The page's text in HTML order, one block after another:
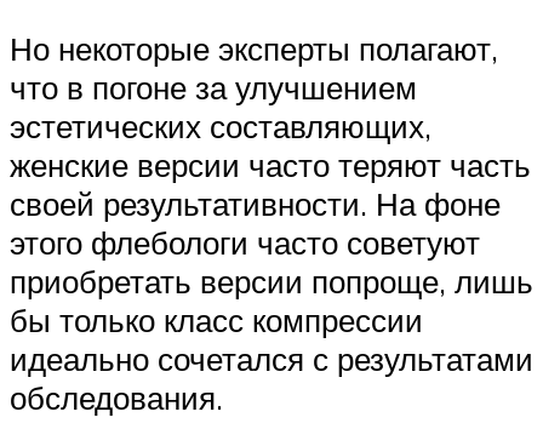
Но некоторые эксперты полагают,
что в погоне за улучшением
эстетических составляющих,
женские версии часто теряют часть
своей результативности. На фоне
этого флебологи часто советуют
приобретать версии попроще, лишь
бы только класс компрессии
идеально сочетался с результатами
обследования.